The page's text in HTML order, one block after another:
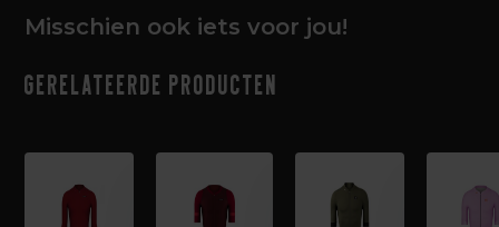
Misschien ook iets voor jou!
Gerelateerde producten